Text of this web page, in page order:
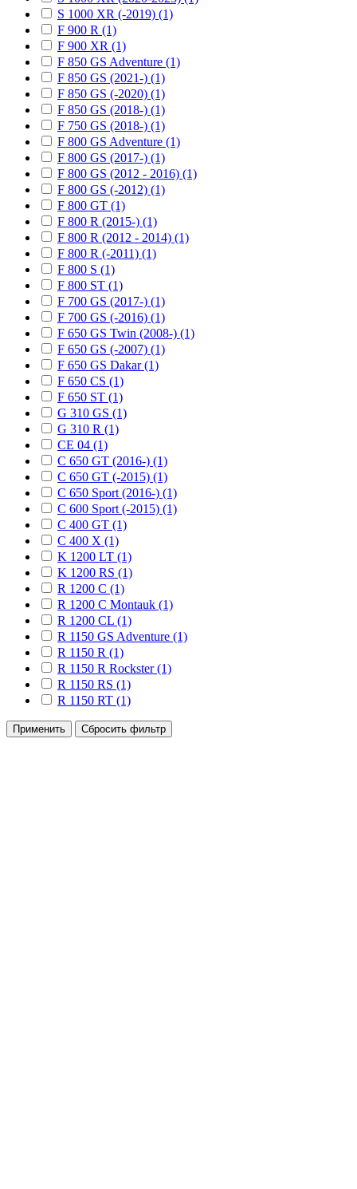
S 1000 XR (-2019) (1)
F 900 R (1)
F 900 XR (1)
F 850 GS Adventure (1)
F 850 GS (2021-) (1)
F 850 GS (-2020) (1)
F 850 GS (2018-) (1)
F 750 GS (2018-) (1)
F 800 GS Adventure (1)
F 800 GS (2017-) (1)
F 800 GS (2012 - 2016) (1)
F 800 GS (-2012) (1)
F 800 GT (1)
F 800 R (2015-) (1)
F 800 R (2012 - 2014) (1)
F 800 R (-2011) (1)
F 800 S (1)
F 800 ST (1)
F 700 GS (2017-) (1)
F 700 GS (-2016) (1)
F 650 GS Twin (2008-) (1)
F 650 GS (-2007) (1)
F 650 GS Dakar (1)
F 650 CS (1)
F 650 ST (1)
G 310 GS (1)
G 310 R (1)
CE 04 (1)
C 650 GT (2016-) (1)
C 650 GT (-2015) (1)
C 650 Sport (2016-) (1)
C 600 Sport (-2015) (1)
C 400 GT (1)
C 400 X (1)
K 1200 LT (1)
K 1200 RS (1)
R 1200 C (1)
R 1200 C Montauk (1)
R 1200 CL (1)
R 1150 GS Adventure (1)
R 1150 R (1)
R 1150 R Rockster (1)
R 1150 RS (1)
R 1150 RT (1)
Применить Сбросить фильтр